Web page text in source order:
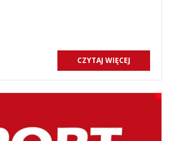
CZYTAJ WIĘCEJ